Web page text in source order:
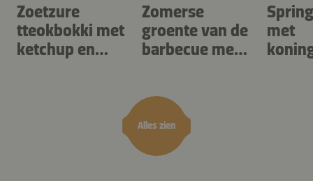
Alles zien
Zoetzure
tteokbokki met
ketchup en
Zomerse
groente van de
barbecue met
met